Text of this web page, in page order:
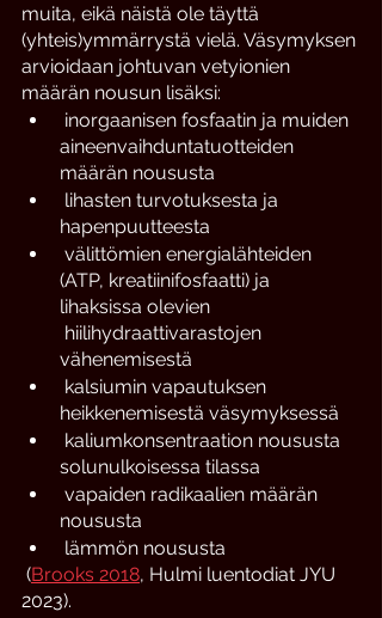
muita, eikä näistä ole täyttä
(yhteis)ymmärrystä vielä. Väsymyksen
arvioidaan johtuvan vetyionien
määrän nousun lisäksi:
aineenvaihduntatuotteiden
määrän noususta
hapenpuutteesta
(ATP, kreatiinifosfaatti) ja
lihaksissa olevien
vähenemisestä
heikkenemisestä väsymyksessä
solunulkoisessa tilassa
noususta
lämmön noususta
(Brooks 2018, Hulmi luentodiat JYU
2023).